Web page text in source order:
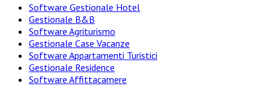
Software Gestionale Hotel
Gestionale B&B
Software Agriturismo
Gestionale Case Vacanze
Software Appartamenti Turistici
Gestionale Residence
Software Affittacamere